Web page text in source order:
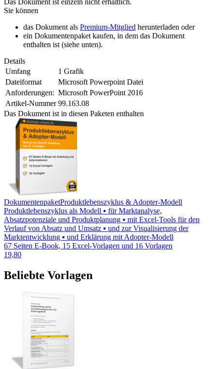
Das Dokument ist einzeln nicht erhältlich.
Sie können
das Dokument als Premium-Mitglied herunterladen oder
ein Dokumentenpaket kaufen, in dem das Dokument
enthalten ist (siehe unten).
Details
Umfang
1 Grafik
Dateiformat
Microsoft Powerpoint Datei
Anforderungen: Microsoft PowerPoint 2016
Artikel-Nummer 99.163.08
Das Dokument ist in diesen Paketen enthalten
DokumentenpaketProduktlebenszyklus & Adopter-Modell
Produktlebenszyklus als Modell ▪ für Marktanalyse,
Absatzpotenziale und Produktplanung ▪ mit Excel-Tools für den
Verlauf von Absatz und Umsatz ▪ und zur Visualisierung der
Marktentwicklung ▪ und Erklärung mit Adopter-Modell
67 Seiten E-Book, 15 Excel-Vorlagen und 16 Vorlagen
19,80
Beliebte Vorlagen